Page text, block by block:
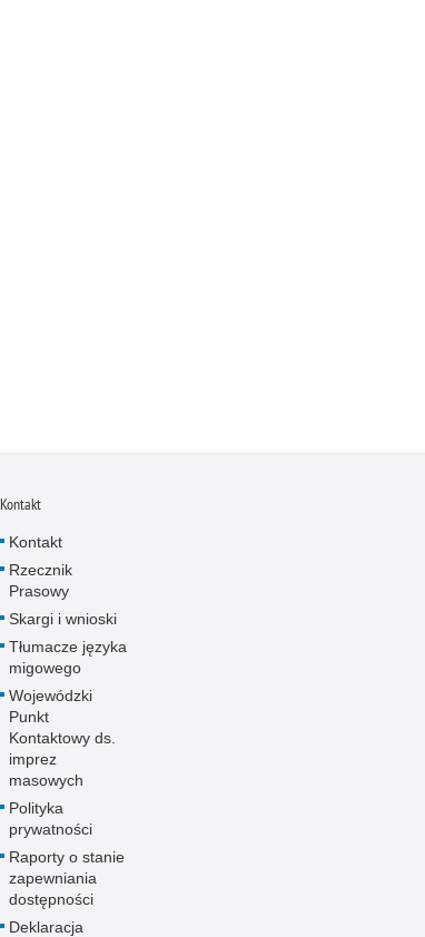
Kontakt
Kontakt
Rzecznik
Prasowy
Skargi i wnioski
Tłumacze języka
migowego
Wojewódzki
Punkt
Kontaktowy ds.
imprez
masowych
Polityka
prywatności
Raporty o stanie
zapewniania
dostępności
Deklaracja